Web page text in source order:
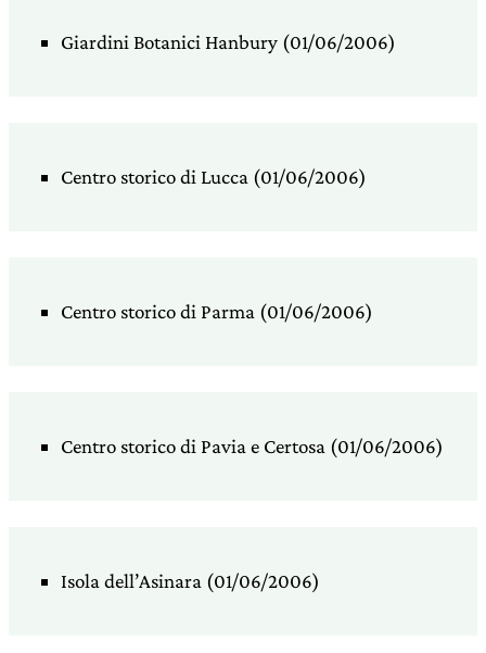
Giardini Botanici Hanbury (01/06/2006)
Centro storico di Lucca (01/06/2006)
Centro storico di Parma (01/06/2006)
Centro storico di Pavia e Certosa (01/06/2006)
Isola dell’Asinara (01/06/2006)